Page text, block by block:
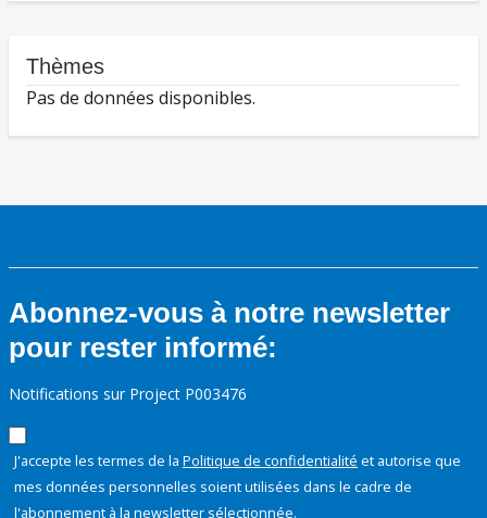
Thèmes
Pas de données disponibles.
Abonnez-vous à notre newsletter
pour rester informé:
Notifications sur Project P003476
J'accepte les termes de la Politique de confidentialité et autorise que
mes données personnelles soient utilisées dans le cadre de
l'abonnement à la newsletter sélectionnée.